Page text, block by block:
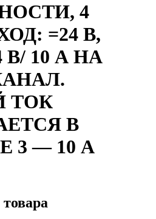
4
=24 В,
10 А НА
ТОК
В
3 — 10 А